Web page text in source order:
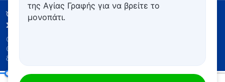
Όροι Χρήσης
Πολιτική απορρήτου
Συντελεστές
Copyright © 2026
Θεού
δικαιώματος.
της Αγίας Γραφής για να βρείτε το
μονοπάτι.